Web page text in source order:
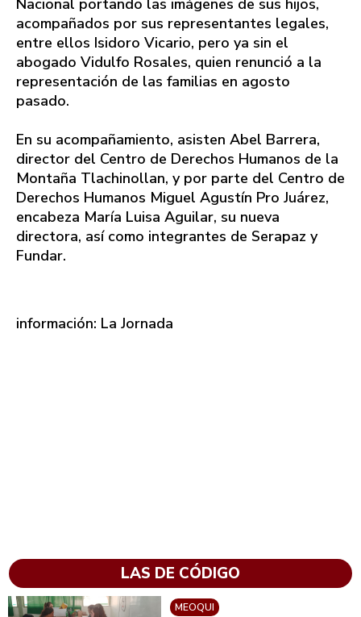
Nacional portando las imágenes de sus hijos,
acompañados por sus representantes legales,
entre ellos Isidoro Vicario, pero ya sin el
abogado Vidulfo Rosales, quien renunció a la
representación de las familias en agosto
pasado.
En su acompañamiento, asisten Abel Barrera,
director del Centro de Derechos Humanos de la
Montaña Tlachinollan, y por parte del Centro de
Derechos Humanos Miguel Agustín Pro Juárez,
encabeza María Luisa Aguilar, su nueva
directora, así como integrantes de Serapaz y
Fundar.
información: La Jornada
LAS DE CÓDIGO
MEOQUI